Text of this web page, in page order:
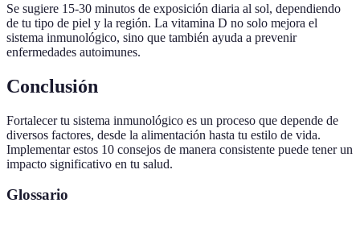
Se sugiere 15-30 minutos de exposición diaria al sol, dependiendo
de tu tipo de piel y la región. La vitamina D no solo mejora el
sistema inmunológico, sino que también ayuda a prevenir
enfermedades autoimunes.
Conclusión
Fortalecer tu sistema inmunológico es un proceso que depende de
diversos factores, desde la alimentación hasta tu estilo de vida.
Implementar estos 10 consejos de manera consistente puede tener un
impacto significativo en tu salud.
Glossario